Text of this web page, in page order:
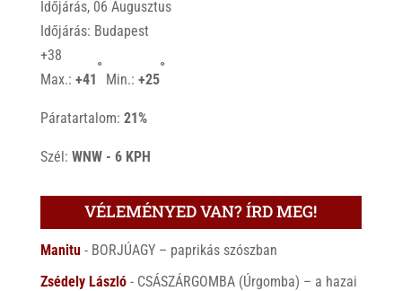
Időjárás, 06 Augusztus
Időjárás: Budapest
+38
Max.: +41
°
Min.: +25
°
Páratartalom: 21%
Szél: WNW - 6 KPH
VÉLEMÉNYED VAN? ÍRD MEG!
Manitu- BORJÚAGY – paprikás szószban
Zsédely László- CSÁSZÁRGOMBA (Úrgomba) – a hazai